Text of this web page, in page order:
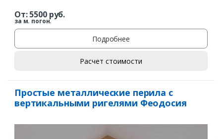
От:5500руб.
за м. погон.
Подробнее
Расчет стоимости
Простые металлические перила с
вертикальными ригелями Феодосия